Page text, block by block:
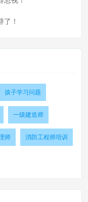
了！
孩子学习问题
一级建造师
师 消防工程师培训